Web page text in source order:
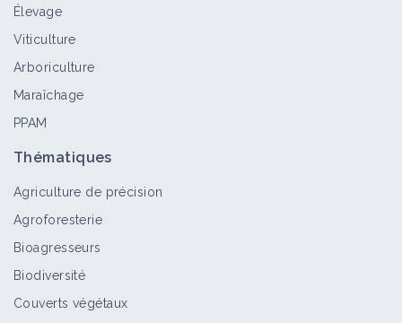
Élevage
Viticulture
Arboriculture
Maraîchage
PPAM
Thématiques
Agriculture de précision
Agroforesterie
Bioagresseurs
Biodiversité
Couverts végétaux